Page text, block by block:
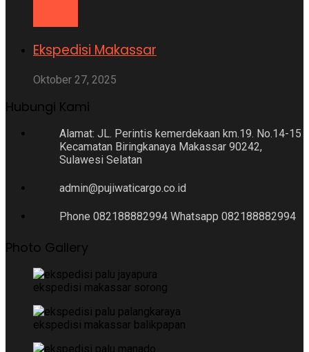
Ekspedisi Makassar
Oktober 27, 2025
Hubungi Kami
Alamat: JL. Perintis kemerdekaan km.19. No.14-15
Kecamatan Biringkanaya Makassar 90242,
Sulawesi Selatan
admin@pujiwaticargo.co.id
Phone 082188882994 Whatsapp 082188882994
Photo Gallery
ekspedisi makassar sorong
ekspedisi makassar balikpapan